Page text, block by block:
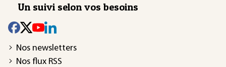
Un suivi selon vos besoins
Nos newsletters
Nos flux RSS